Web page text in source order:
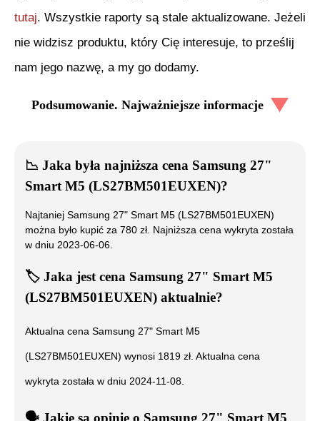
tutaj. Wszystkie raporty są stale aktualizowane. Jeżeli
nie widzisz produktu, który Cię interesuje, to prześlij
nam jego nazwę, a my go dodamy.
Podsumowanie. Najważniejsze informacje
📉 Jaka była najniższa cena Samsung 27"
Smart M5 (LS27BM501EUXEN)?
Najtaniej Samsung 27" Smart M5 (LS27BM501EUXEN)
można było kupić za 780 zł. Najniższa cena wykryta została
w dniu 2023-06-06
🏷️ Jaka jest cena Samsung 27" Smart M5
(LS27BM501EUXEN) aktualnie?
Aktualna cena Samsung 27" Smart M5
(LS27BM501EUXEN) wynosi 1819 zł. Aktualna cena
wykryta została w dniu 2024-11-08
🗣️ ️ Jakie są opinie o Samsung 27" Smart M5